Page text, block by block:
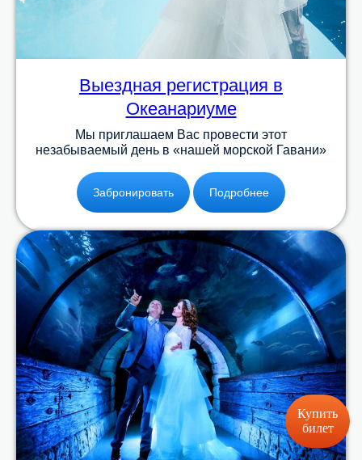
Купить
билет
Выездная регистрация в
Океанариуме
Мы приглашаем Вас провести этот
незабываемый день в «нашей морской Гавани»
Забронировать Подробнее